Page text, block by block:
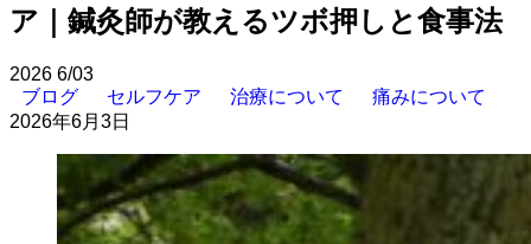
ア｜鍼灸師が教えるツボ押しと食事法
2026 6/03
ブログ
セルフケア 治療について
痛みについて
2026年6月3日